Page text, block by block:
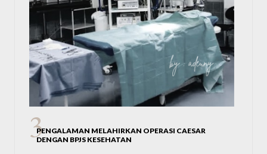
PENGALAMAN MELAHIRKAN OPERASI CAESAR
DENGAN BPJS KESEHATAN